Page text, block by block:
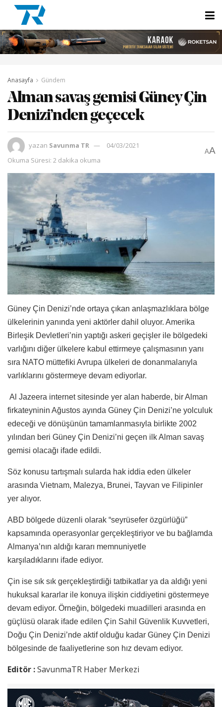
Anasayfa Gündem
Alman savaş gemisi Güney Çin
Denizi’nden geçecek
yazan Savunma TR
04/03/2021
Okuma Süresi: 2 dakika okuma
AA
Güney Çin Denizi’nde ortaya çıkan anlaşmazlıklara bölge
ülkelerinin yanında yeni aktörler dahil oluyor. Amerika
Birleşik Devletleri’nin yaptığı askeri geçişler ile bölgedeki
varlığını diğer ülkelere kabul ettirmeye çalışmasının yanı
sıra NATO müttefiki Avrupa ülkeleri de donanmalarıyla
varlıklarını göstermeye devam ediyorlar.
Al Jazeera internet sitesinde yer alan haberde, bir Alman
firkateyninin Ağustos ayında Güney Çin Denizi’ne yolculuk
edeceği ve dönüşünün tamamlanmasıyla birlikte 2002
yılından beri Güney Çin Denizi’ni geçen ilk Alman savaş
gemisi olacağı ifade edildi.
Söz konusu tartışmalı sularda hak iddia eden ülkeler
arasında Vietnam, Malezya, Brunei, Tayvan ve Filipinler
yer alıyor.
ABD bölgede düzenli olarak “seyrüsefer özgürlüğü”
kapsamında operasyonlar gerçekleştiriyor ve bu bağlamda
Almanya’nın aldığı kararı memnuniyetle
karşıladıklarını ifade ediyor.
Çin ise sık sık gerçekleştirdiği tatbikatlar ya da aldığı yeni
hukuksal kararlar ile konuya ilişkin ciddiyetini göstermeye
devam ediyor. Örneğin, bölgedeki muadilleri arasında en
güçlüsü olarak ifade edilen Çin Sahil Güvenlik Kuvvetleri,
Doğu Çin Denizi’nde aktif olduğu kadar Güney Çin Denizi
bölgesinde de faaliyetlerine son hız devam ediyor.
Editör :SavunmaTR Haber Merkezi